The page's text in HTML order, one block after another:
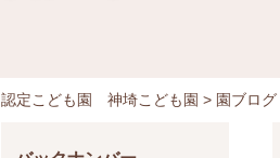
認定こども園 神埼こども園 > 園ブログ